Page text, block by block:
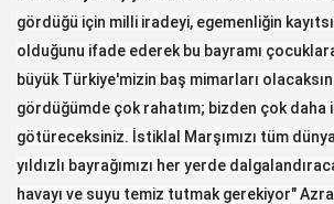
gördüğü için milli iradeyi, egemenliğin
olduğunu ifade ederek bu bayramı
büyük Türkiye'mizin baş mimarları
gördüğümde çok rahatım; bizden çok daha
götüreceksiniz. İstiklal Marşımızı tüm
yıldızlı bayrağımızı her yerde
havayı ve suyu temiz tutmak gerekiyor"